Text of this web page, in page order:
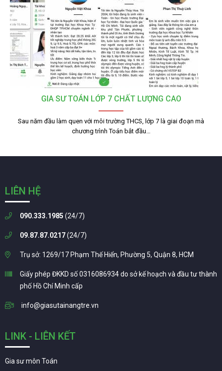
GIA SƯ TOÁN LỚP 7 CHẤT LƯỢNG CAO
Sau năm đầu làm quen với môi trường THCS, lớp 7 là giai đoạn mà
chương trình Toán bắt đầu…
LIÊN HỆ
090.333.1985 (24/7)
09.87.87.0217(24/7)
Trụ sở: 1269/17 Phạm Thế Hiển, Phường 5, Quận 8, HCM
Giấy phép ĐKKD số 0316086934 do sở kế hoạch và đầu tư thành
phố Hồ Chí Minh cấp
info@giasutainangtre.vn
LINK - LIÊN KẾT
Gia sư môn Toán